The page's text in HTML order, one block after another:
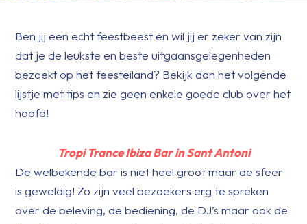
Ben jij een echt feestbeest en wil jij er zeker van zijn
dat je de leukste en beste uitgaansgelegenheden
bezoekt op het feesteiland? Bekijk dan het volgende
lijstje met tips en zie geen enkele goede club over het
hoofd!
Tropi Trance Ibiza Bar in Sant Antoni
De welbekende bar is niet heel groot maar de sfeer
is geweldig! Zo zijn veel bezoekers erg te spreken
over de beleving, de bediening, de DJ’s maar ook de